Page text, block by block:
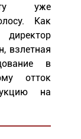
уже
Как
взлетная
в
отток
на